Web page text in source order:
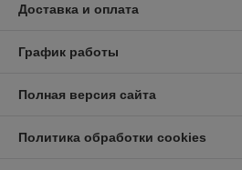
Доставка и оплата
График работы
Полная версия сайта
Политика обработки cookies